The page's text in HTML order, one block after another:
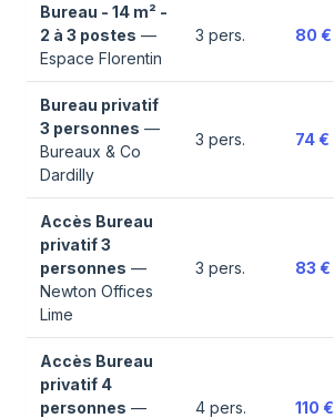
Bureau - 14 m² -
2 à 3 postes —
Espace Florentin
3 pers. 80 €
Bureau privatif
3 personnes —
Bureaux & Co
Dardilly
3 pers. 74 €
Accès Bureau
privatif 3
personnes —
Newton Offices
Lime
3 pers. 83 €
Accès Bureau
privatif 4
personnes —
4 pers. 110 €